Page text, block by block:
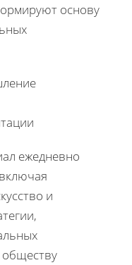
основу
ежедневно
и
обществу